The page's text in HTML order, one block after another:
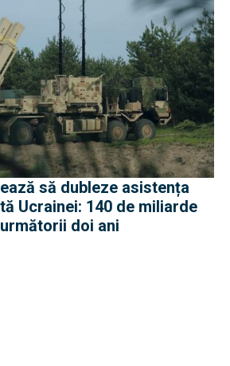
să dubleze asistența
Ucrainei: 140 de miliarde
doi ani